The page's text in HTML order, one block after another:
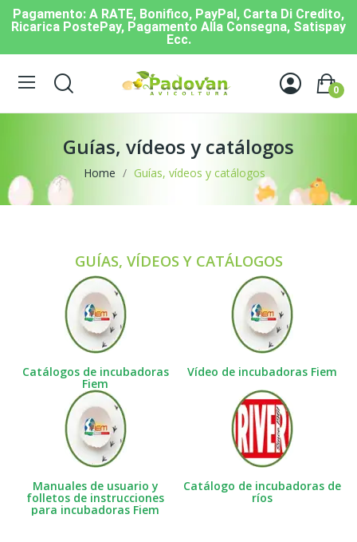
Pagamento: A RATE, Bonifico, PayPal, Carta Di Credito,
Ricarica PostePay, Pagamento Alla Consegna, Satispay
Ecc.
0
Guías, vídeos y catálogos
Home Guías, vídeos y catálogos
GUÍAS, VÍDEOS Y CATÁLOGOS
Catálogos de incubadoras
Fiem
Vídeo de incubadoras Fiem
Manuales de usuario y
folletos de instrucciones
para incubadoras Fiem
Catálogo de incubadoras de
ríos